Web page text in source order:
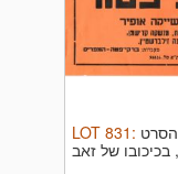
LOT 831 :